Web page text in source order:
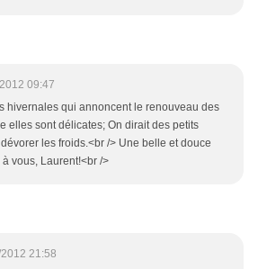
09:47
hivernales qui annoncent le renouveau des
elles sont délicates; On dirait des petits
les froids.<br /> Une belle et douce
vous, Laurent!<br />
21:58